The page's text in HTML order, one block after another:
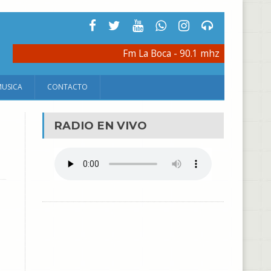
Fm La Boca - 90.1 mhz
CONTACTO
RADIO EN VIVO